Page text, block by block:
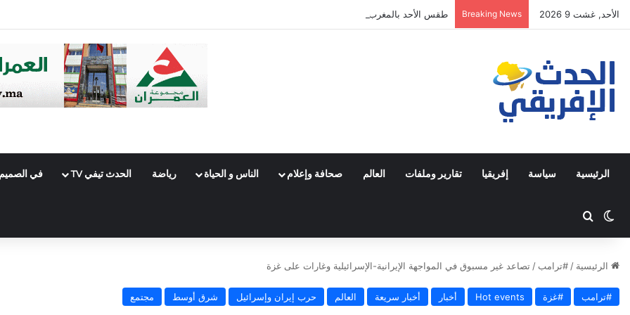
الأحد, غشت 9 2026 Breaking News طقس الأحد بالمغرب.. أجواء حارة وزخات رعدية ورياح قوية بعدد من المناطق
الرئيسية سياسة إفريقيا تقارير وملفات العالم صحافة وإعلام الناس و الحياة رياضة الحدث تيفي TV في الصميم
Switch skin
الرئيسية / #ترامب / تصاعد غير مسبوق في المواجهة الإيرانية-الإسرائيلية وغارات على غزة
#ترامب #غزة Hot events أخبار أخبار سريعة العالم حرب إيران وإسرائيل شرق أوسط مجتمع